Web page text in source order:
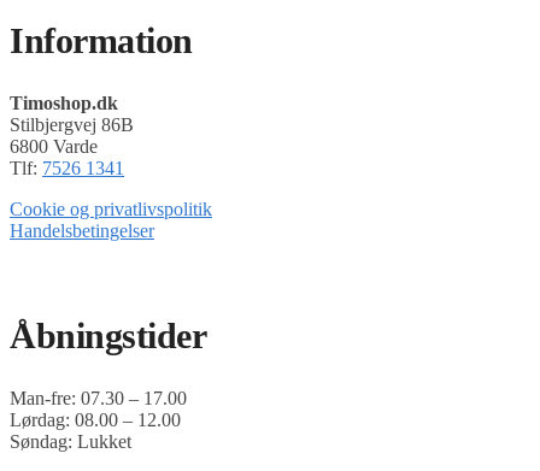
Information
Timoshop.dk
Stilbjergvej 86B
6800 Varde
Tlf: 7526 1341
Cookie og privatlivspolitik
Handelsbetingelser
Åbningstider
Man-fre: 07.30 – 17.00
Lørdag: 08.00 – 12.00
Søndag: Lukket